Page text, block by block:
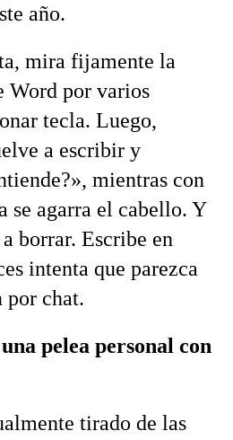
año.
mira fijamente la
Word por varios
tecla. Luego,
a escribir y
mientras con
se agarra el cabello. Y
borrar. Escribe en
intenta que parezca
por chat.
pelea personal con
tirado de las